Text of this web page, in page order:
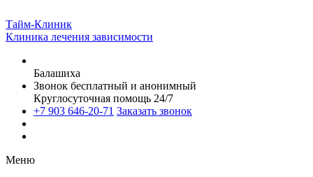
Тайм-Клиник
Клиника лечения зависимости
Балашиха
Звонок бесплатный и анонимный
Круглосуточная помощь 24/7
+7 903 646-20-71 Заказать звонок
Меню